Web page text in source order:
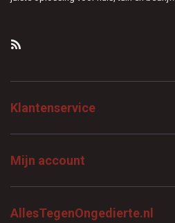
Klantenservice
Mijn account
AllesTegenOngedierte.nl